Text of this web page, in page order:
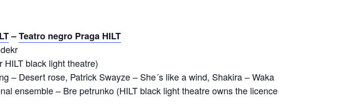
–Teatro negro Praga HILT
black light theatre)
– Desert rose, Patrick Swayze – She´s like a wind, Shakira – Waka
ensemble – Bre petrunko (HILT black light theatre owns the licence